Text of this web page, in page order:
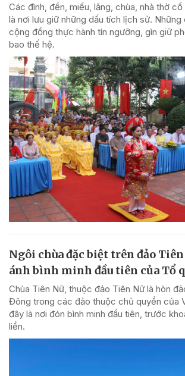
Các đình, đền, miếu, lăng, chùa, nhà thờ
là nơi lưu giữ những dấu tích lịch sử. Những
cộng đồng thực hành tín ngưỡng, gìn giữ
bao thế hệ.
Ngôi chùa đặc biệt trên đảo
ánh bình minh đầu tiên của Tổ
Chùa Tiên Nữ, thuộc đảo Tiên Nữ là hòn
Đông trong các đảo thuộc chủ quyền của
đây là nơi đón bình minh đầu tiên, trước
liền.